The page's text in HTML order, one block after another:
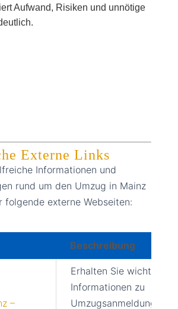
Aufwand, Risiken und unnötige
Externe Links
Informationen und
rund um den Umzug in Mainz
folgende externe Webseiten:
Beschreibung
–
Erhalten Sie wichtige
Informationen zu
Umzugsanmeldungen,